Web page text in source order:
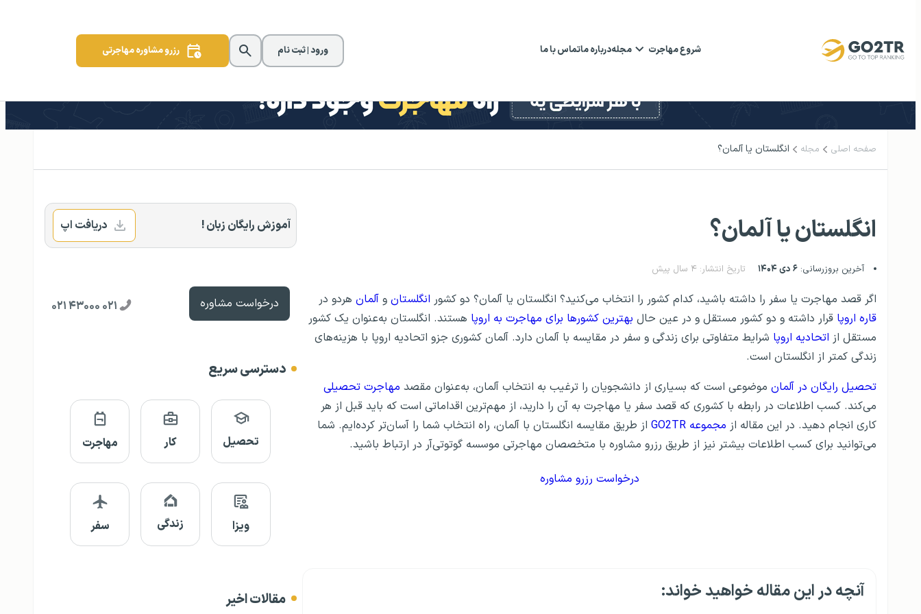
شروع مهاجرت مجلهدرباره ماتماس با ما ورود | ثبت نام رزرو مشاوره مهاجرتی
صفحه اصلی مجله انگلستان یا آلمان؟
انگلستان یا آلمان؟
آخرین بروزرسانی: ۶ دی ۱۴۰۴ تاریخ انتشار: ۴ سال پیش
اگر قصد مهاجرت یا سفر را داشته باشید، کدام کشور را انتخاب می‌کنید؟ انگلستان یا آلمان؟ دو کشور انگلستان و آلمان هردو در
قاره اروپا قرار داشته و دو کشور مستقل و در عین حال بهترین کشورها برای مهاجرت به اروپا هستند. انگلستان به‌عنوان یک کشور
مستقل از اتحادیه اروپا شرایط متفاوتی برای زندگی و سفر در مقایسه با آلمان دارد. آلمان کشوری جزو اتحادیه اروپا با هزینه‌های
زندگی کمتر از انگلستان است.
تحصیل رایگان در آلمان موضوعی است که بسیاری از دانشجویان را ترغیب به انتخاب آلمان، به‌عنوان مقصد مهاجرت تحصیلی
می‌کند. کسب اطلاعات در رابطه با کشوری که قصد سفر یا مهاجرت به آن را دارید، از مهم‌ترین اقداماتی است که باید قبل از هر
کاری انجام دهید. در این مقاله از مجموعه GO2TR
از طریق مقایسه انگلستان با آلمان، راه انتخاب شما را آسان‌تر کرده‌ایم. شما
می‌توانید برای کسب اطلاعات بیشتر نیز از طریق رزرو مشاوره با متخصصان مهاجرتی موسسه گوتوتی‌آر در ارتباط باشید.
درخواست رزرو مشاوره
آنچه در این مقاله خواهید خواند:
آموزش رایگان زبان ! دریافت اپ
درخواست مشاوره ۰۲۱ ۴۳۰۰۰ ۰۲۱
دسترسی سریع
تحصیل کار مهاجرت
ویزا زندگی سفر
مقالات اخیر